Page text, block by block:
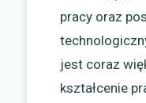
pracy oraz
jest coraz
kształcenie